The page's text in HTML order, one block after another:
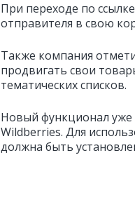
При переходе по
отправителя в свою
Также компания
продвигать свои
тематических списков.
Новый функционал уже
Wildberries. Для
должна быть